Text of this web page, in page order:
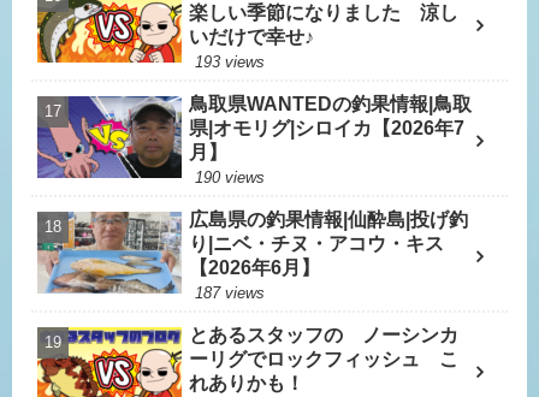
楽しい季節になりました 涼し
いだけで幸せ♪
193 views
鳥取県WANTEDの釣果情報|鳥取
県|オモリグ|シロイカ【2026年7
月】
190 views
広島県の釣果情報|仙酔島|投げ釣
り|ニベ・チヌ・アコウ・キス
【2026年6月】
187 views
とあるスタッフの ノーシンカ
ーリグでロックフィッシュ こ
れありかも！